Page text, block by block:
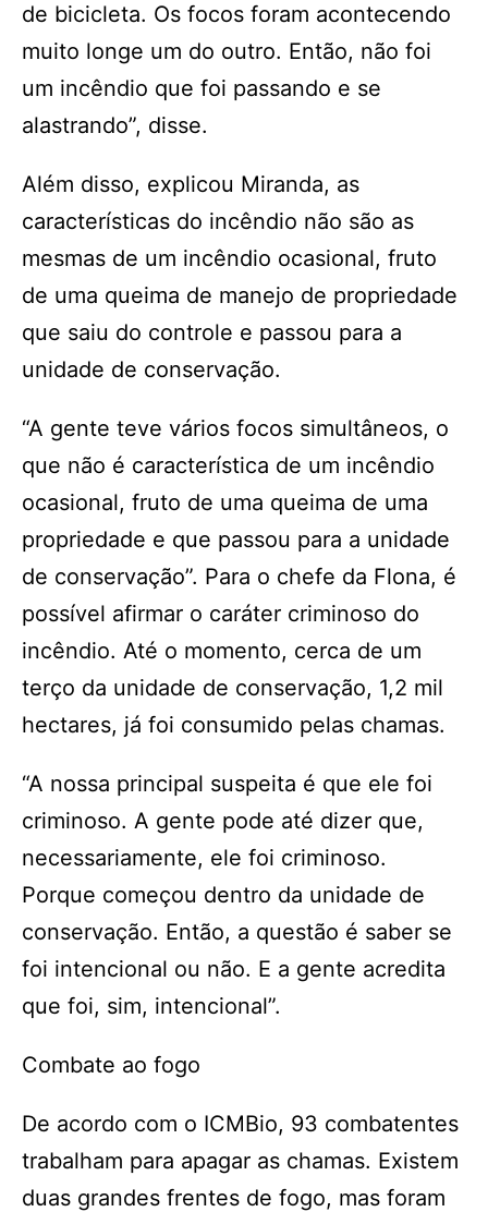
de bicicleta. Os focos foram acontecendo
muito longe um do outro. Então, não foi
um incêndio que foi passando e se
alastrando”, disse.
Além disso, explicou Miranda, as
características do incêndio não são as
mesmas de um incêndio ocasional, fruto
de uma queima de manejo de propriedade
que saiu do controle e passou para a
unidade de conservação.
“A gente teve vários focos simultâneos, o
que não é característica de um incêndio
ocasional, fruto de uma queima de uma
propriedade e que passou para a unidade
de conservação”. Para o chefe da Flona, é
possível afirmar o caráter criminoso do
incêndio. Até o momento, cerca de um
terço da unidade de conservação, 1,2 mil
hectares, já foi consumido pelas chamas.
“A nossa principal suspeita é que ele foi
criminoso. A gente pode até dizer que,
necessariamente, ele foi criminoso.
Porque começou dentro da unidade de
conservação. Então, a questão é saber se
foi intencional ou não. E a gente acredita
que foi, sim, intencional”.
Combate ao fogo
De acordo com o ICMBio, 93 combatentes
trabalham para apagar as chamas. Existem
duas grandes frentes de fogo, mas foram